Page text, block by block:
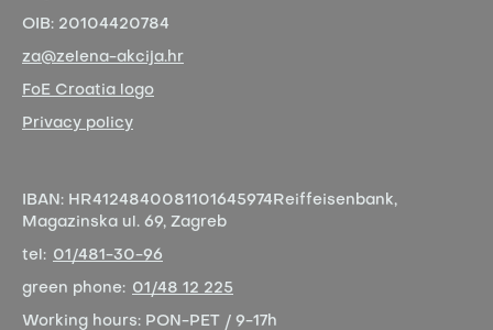
OIB: 20104420784
za@zelena-akcija.hr
FoE Croatia logo
Privacy policy
IBAN: HR4124840081101645974 Reiffeisenbank,
Magazinska ul. 69, Zagreb
tel: 01/481-30-96
green phone: 01/48 12 225
Working hours: PON-PET / 9-17h